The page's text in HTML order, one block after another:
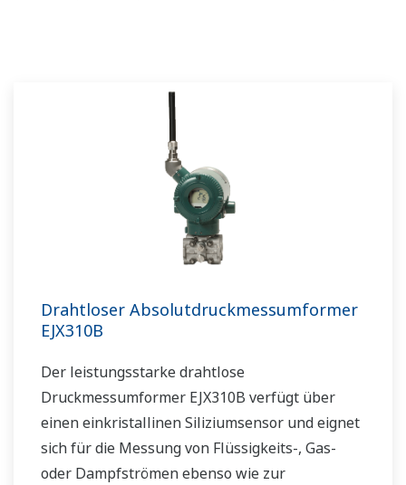
Drahtloser Absolutdruckmessumformer
EJX310B
Der leistungsstarke drahtlose
Druckmessumformer EJX310B verfügt über
einen einkristallinen Siliziumsensor und eignet
sich für die Messung von Flüssigkeits-, Gas-
oder Dampfströmen ebenso wie zur